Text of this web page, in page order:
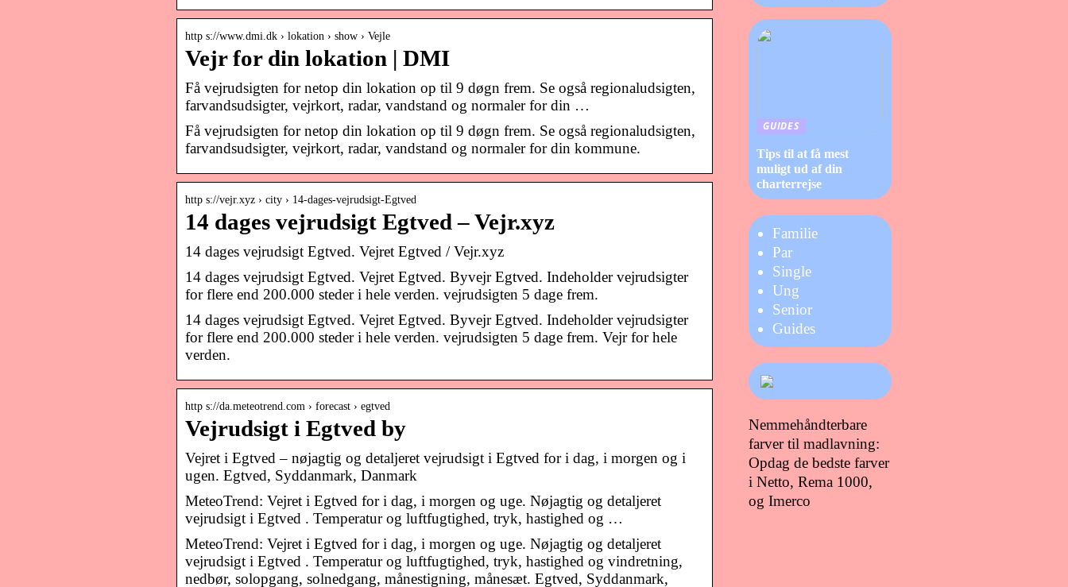
http s://www.dmi.dk › lokation › show › Vejle
Vejr for din lokation | DMI
Få vejrudsigten for netop din lokation op til 9 døgn frem. Se også regionaludsigten,
farvandsudsigter, vejrkort, radar, vandstand og normaler for din …
Få vejrudsigten for netop din lokation op til 9 døgn frem. Se også regionaludsigten,
farvandsudsigter, vejrkort, radar, vandstand og normaler for din kommune.
http s://vejr.xyz › city › 14-dages-vejrudsigt-Egtved
14 dages vejrudsigt Egtved – Vejr.xyz
14 dages vejrudsigt Egtved. Vejret Egtved / Vejr.xyz
14 dages vejrudsigt Egtved. Vejret Egtved. Byvejr Egtved. Indeholder vejrudsigter
for flere end 200.000 steder i hele verden. vejrudsigten 5 dage frem.
14 dages vejrudsigt Egtved. Vejret Egtved. Byvejr Egtved. Indeholder vejrudsigter
for flere end 200.000 steder i hele verden. vejrudsigten 5 dage frem. Vejr for hele
verden.
http s://da.meteotrend.com › forecast › egtved
Vejrudsigt i Egtved by
Vejret i Egtved – nøjagtig og detaljeret vejrudsigt i Egtved for i dag, i morgen og i
ugen. Egtved, Syddanmark, Danmark
MeteoTrend: Vejret i Egtved for i dag, i morgen og uge. Nøjagtig og detaljeret
vejrudsigt i Egtved . Temperatur og luftfugtighed, tryk, hastighed og …
MeteoTrend: Vejret i Egtved for i dag, i morgen og uge. Nøjagtig og detaljeret
vejrudsigt i Egtved . Temperatur og luftfugtighed, tryk, hastighed og vindretning,
nedbør, solopgang, solnedgang, månestigning, månesæt. Egtved, Syddanmark,
GUIDES
Tips til at få mest
muligt ud af din
charterrejse
Familie
Par
Single
Ung
Senior
Guides
Nemmehåndterbare
farver til madlavning:
Opdag de bedste farver
i Netto, Rema 1000,
og Imerco